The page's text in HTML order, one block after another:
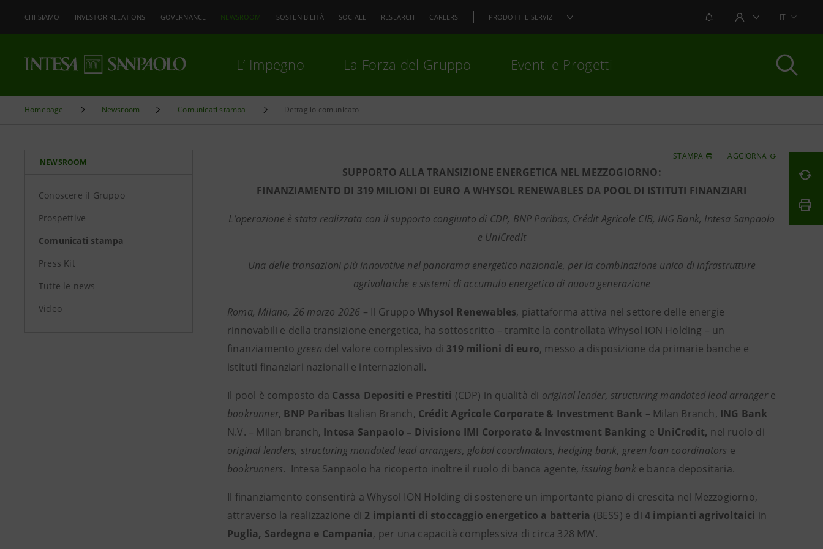
CHI SIAMO INVESTOR RELATIONS GOVERNANCE NEWSROOM SOSTENIBILITÀ SOCIALE RESEARCH CAREERS PRODOTTI E SERVIZI NOTIFICHEAREA UTENTEIT
L’ Impegno La Forza del Gruppo Eventi e Progetti
Homepage Newsroom Comunicati stampa Dettaglio comunicato
NEWSROOM
Conoscere il Gruppo
Prospettive
Comunicati stampa
Press Kit
Tutte le news
Video
STAMPA AGGIORNA
SUPPORTO ALLA TRANSIZIONE ENERGETICA NEL MEZZOGIORNO:
FINANZIAMENTO DI 319 MILIONI DI EURO A WHYSOL RENEWABLES DA POOL DI ISTITUTI FINANZIARI
L’operazione è stata realizzata con il supporto congiunto di CDP, BNP Paribas, Crédit Agricole CIB, ING Bank, Intesa Sanpaolo
e UniCredit
Una delle transazioni più innovative nel panorama energetico nazionale, per la combinazione unica di infrastrutture
agrivoltaiche e sistemi di accumulo energetico di nuova generazione
Roma, Milano, 26 marzo 2026 – Il GruppoWhysol Renewables, piattaforma attiva nel settore delle energie
rinnovabili e della transizione energetica, ha sottoscritto – tramite la controllata Whysol ION Holding – un
finanziamento green del valore complessivo di 319 milioni di euro, messo a disposizione da primarie banche e
istituti finanziari nazionali e internazionali.
Il pool è composto da Cassa Depositi e Prestiti (CDP) in qualità di original lender, structuring mandated lead arrangere
bookrunner, BNP Paribas Italian Branch, Crédit Agricole Corporate & Investment Bank – Milan Branch, ING Bank
N.V. – Milan branch, Intesa Sanpaolo – Divisione IMI Corporate & Investment Banking e UniCredit, nel ruolo di
original lenders, structuring mandated lead arrangers, global coordinators, hedging bank, green loan coordinators e
bookrunners. Intesa Sanpaolo ha ricoperto inoltre il ruolo di banca agente, issuing banke banca depositaria.
Il finanziamento consentirà a Whysol ION Holding di sostenere un importante piano di crescita nel Mezzogiorno,
attraverso la realizzazione di 2 impianti di stoccaggio energetico a batteria (BESS) e di4 impianti agrivoltaici in
Puglia, Sardegna e Campania, per una capacità complessiva di circa 328 MW.